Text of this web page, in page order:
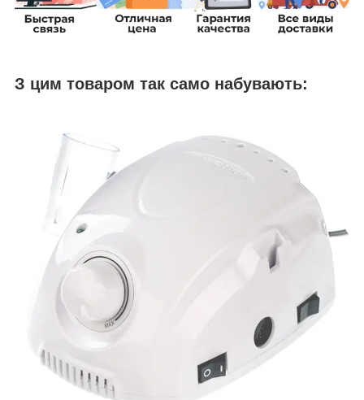
З цим товаром так само набувають: